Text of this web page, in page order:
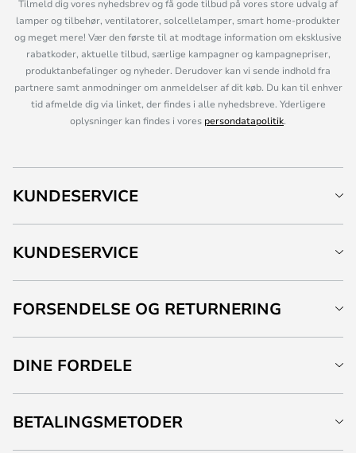
Tilmeld dig vores nyhedsbrev og få gode tilbud på vores store udvalg af
lamper og tilbehør, ventilatorer, solcellelamper, smart home-produkter
og meget mere! Vær den første til at modtage information om eksklusive
rabatkoder, aktuelle tilbud, særlige kampagner og kampagnepriser,
produktanbefalinger og nyheder. Derudover kan vi sende indhold fra
partnere samt anmodninger om anmeldelser af dit køb. Du kan til enhver
tid afmelde dig via linket, der findes i alle nyhedsbreve. Yderligere
oplysninger kan findes i vores persondatapolitik.
KUNDESERVICE
KUNDESERVICE
FORSENDELSE OG RETURNERING
DINE FORDELE
BETALINGSMETODER